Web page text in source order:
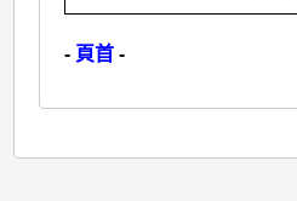
- 頁首 -